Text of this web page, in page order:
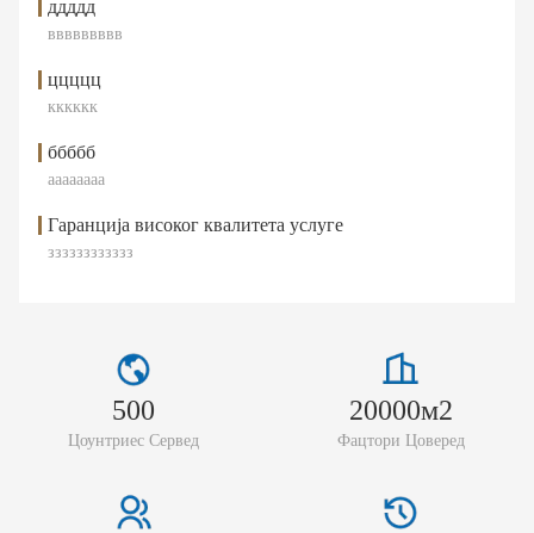
ддддд
ввввввввв
ццццц
кккккк
ббббб
аааааааа
Гаранција високог квалитета услуге
зззззззззззз
500
Цоунтриес Сервед
20000м2
Фацтори Цоверед